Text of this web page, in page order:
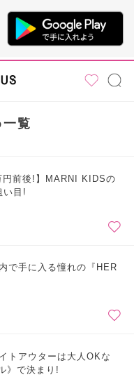
一覧
円前後!】MARNI KIDSの
い目!
で手に入る憧れの『HER
トアウターは大人OKな
》で決まり!